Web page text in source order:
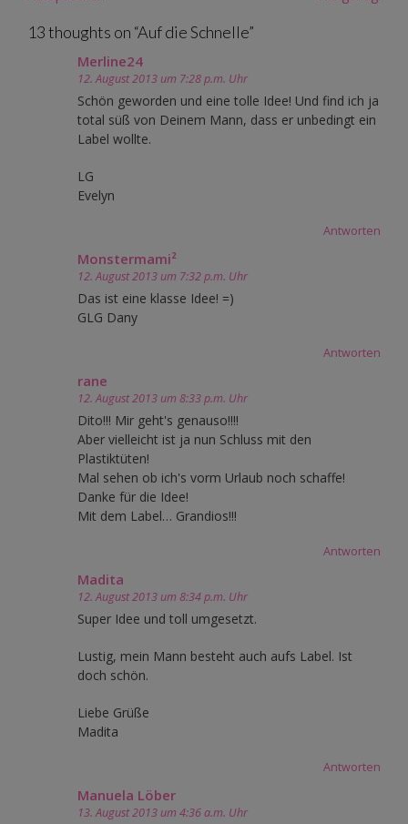
13 thoughts on “Auf die Schnelle”
Merline24
12. August 2013 um 7:28 p.m. Uhr
Schön geworden und eine tolle Idee! Und find ich ja
total süß von Deinem Mann, dass er unbedingt ein
Label wollte.
LG
Evelyn
Antworten
Monstermami²
12. August 2013 um 7:32 p.m. Uhr
Das ist eine klasse Idee! =)
GLG Dany
Antworten
rane
12. August 2013 um 8:33 p.m. Uhr
Dito!!! Mir geht's genauso!!!!
Aber vielleicht ist ja nun Schluss mit den
Plastiktüten!
Mal sehen ob ich's vorm Urlaub noch schaffe!
Danke für die Idee!
Mit dem Label… Grandios!!!
Antworten
Madita
12. August 2013 um 8:34 p.m. Uhr
Super Idee und toll umgesetzt.
Lustig, mein Mann besteht auch aufs Label. Ist
doch schön.
Liebe Grüße
Madita
Antworten
Manuela Löber
13. August 2013 um 4:36 a.m. Uhr